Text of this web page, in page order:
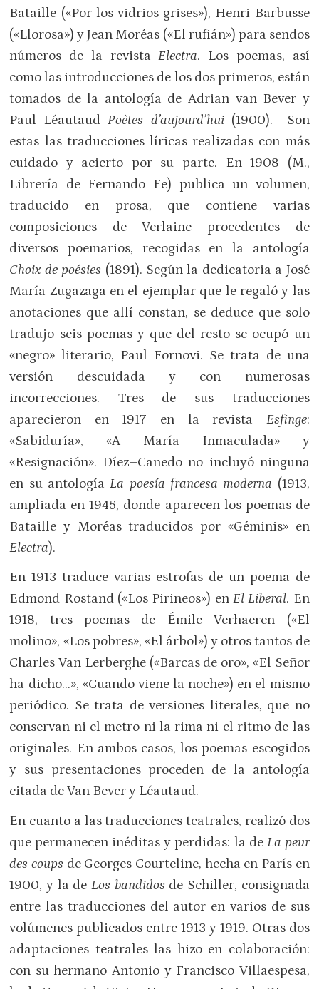
Bataille («Por los vidrios grises»), Henri Barbusse
(«Llorosa») y Jean Moréas («El rufián») para sendos
números de la revistaElectra. Los poemas, así
como las introducciones de los dos primeros, están
tomados de la antología de Adrian van Bever y
Paul LéautaudPoètes d’aujourd’hui(1900). Son
estas las traducciones líricas realizadas con más
cuidado y acierto por su parte. En 1908 (M.,
Librería de Fernando Fe) publica un volumen,
traducido en prosa, que contiene varias
composiciones de Verlaine procedentes de
diversos poemarios, recogidas en la antología
Choix de poésies (1891). Según la dedicatoria a José
María Zugazaga en el ejemplar que le regaló y las
anotaciones que allí constan, se deduce que solo
tradujo seis poemas y que del resto se ocupó un
«negro» literario, Paul Fornovi. Se trata de una
versión descuidada y con numerosas
incorrecciones. Tres de sus traducciones
aparecieron en 1917 en la revista Esfinge:
«Sabiduría», «A María Inmaculada» y
«Resignación». Díez–Canedo no incluyó ninguna
en su antologíaLa poesía francesa moderna (1913,
ampliada en 1945, donde aparecen los poemas de
Bataille y Moréas traducidos por «Géminis» en
Electra).
En 1913 traduce varias estrofas de un poema de
Edmond Rostand («Los Pirineos») en El Liberal. En
1918, tres poemas de Émile Verhaeren («El
molino», «Los pobres», «El árbol») y otros tantos de
Charles Van Lerberghe («Barcas de oro», «El Señor
ha dicho…», «Cuando viene la noche») en el mismo
periódico. Se trata de versiones literales, que no
conservan ni el metro ni la rima ni el ritmo de las
originales. En ambos casos, los poemas escogidos
y sus presentaciones proceden de la antología
citada de Van Bever y Léautaud.
En cuanto a las traducciones teatrales, realizó dos
que permanecen inéditas y perdidas: la de La peur
des coups de Georges Courteline, hecha en París en
1900, y la de Los bandidos de Schiller, consignada
entre las traducciones del autor en varios de sus
volúmenes publicados entre 1913 y 1919. Otras dos
adaptaciones teatrales las hizo en colaboración:
con su hermano Antonio y Francisco Villaespesa,